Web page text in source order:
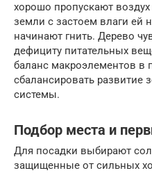
хорошо пропускают
земли с застоем влаги ей
начинают гнить. Дерево
дефициту питательных
баланс макроэлементов в
сбалансировать развитие
системы.
Подбор места и
Для посадки выбирают
защищенные от сильных